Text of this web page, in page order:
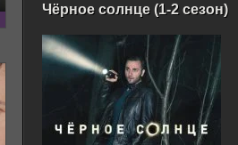
Чёрное солнце (1-2 сезон)